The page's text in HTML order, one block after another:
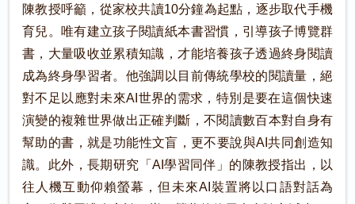
陳教授呼籲，從家校共讀10分鐘為起點，逐步取代手機
育兒。唯有建立孩子閱讀紙本書習慣，引導孩子博覽群
書，大量吸收並累積知識，才能培養孩子透過終身閱讀
成為終身學習者。他強調以目前傳統學校的閱讀量，絕
對不足以應對未來AI世界的需求，特別是要在這個快速
演變的複雜世界做出正確判斷，不閱讀數百本對自身有
幫助的書，就是功能性文盲，更不要說與AI共同創造知
識。此外，長期研究「AI學習同伴」的陳教授指出，以
往人機互動仰賴螢幕，但未來AI裝置將以口語對話為